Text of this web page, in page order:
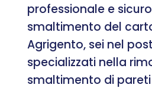
professionale e
smaltimento del
Agrigento, sei nel
specializzati nella
smaltimento di